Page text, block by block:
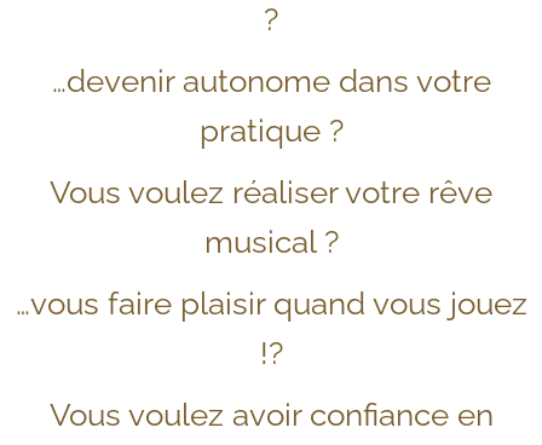
?
…devenir autonome dans votre
pratique ?
Vous voulez réaliser votre rêve
musical ?
…vous faire plaisir quand vous jouez
!?
Vous voulez avoir confiance en